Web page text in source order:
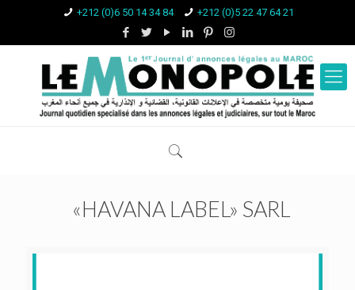
+212 (0)6 50 14 34 84 +212 (0)5 22 47 64 21
«HAVANA LABEL» SARL